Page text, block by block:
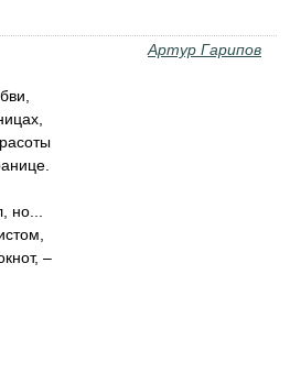
Артур Гарипов
но...
–